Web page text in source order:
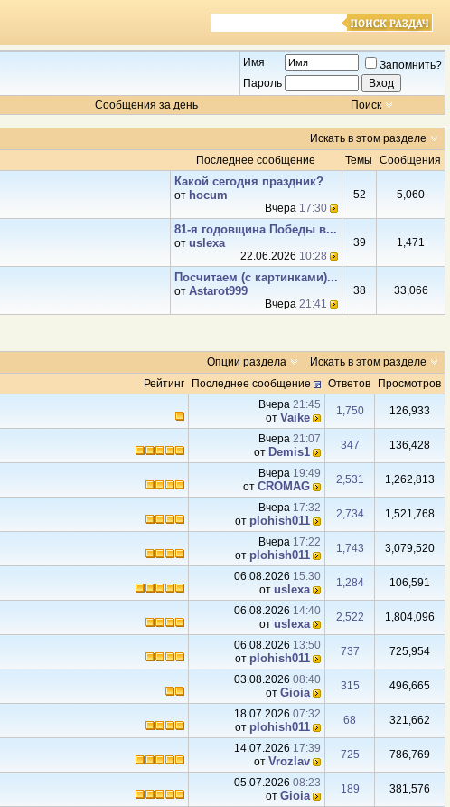
Имя
Запомнить?
Пароль
Сообщения за день Поиск
Искать в этом разделе
Последнее сообщение Темы Сообщения
Какой сегодня праздник?
от hocum
Вчера 17:30
52 5,060
81‑я годовщина Победы в...
от uslexa
22.06.2026 10:28
39 1,471
Посчитаем (с картинками)...
от Аstarot999
Вчера 21:41
38 33,066
Опции раздела
Искать в этом разделе
Рейтинг
Последнее сообщение Ответов Просмотров
Вчера 21:45
от Vaike 1,750 126,933
Вчера 21:07
от Demis1 347 136,428
Вчера 19:49
от CROMAG 2,531 1,262,813
Вчера 17:32
от plohish011 2,734 1,521,768
Вчера 17:22
от plohish011 1,743 3,079,520
06.08.2026 15:30
от uslexa 1,284 106,591
06.08.2026 14:40
от uslexa 2,522 1,804,096
06.08.2026 13:50
от plohish011 737 725,954
03.08.2026 08:40
от Gioiа 315 496,665
18.07.2026 07:32
от plohish011 68 321,662
14.07.2026 17:39
от Vrozlav 725 786,769
05.07.2026 08:23
от Gioiа 189 381,576